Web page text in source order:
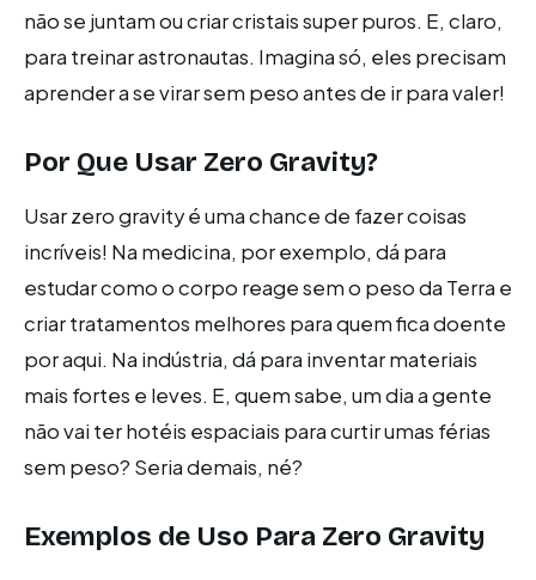
não se juntam ou criar cristais super puros. E, claro,
para treinar astronautas. Imagina só, eles precisam
aprender a se virar sem peso antes de ir para valer!
Por Que Usar Zero Gravity?
Usar zero gravity é uma chance de fazer coisas
incríveis! Na medicina, por exemplo, dá para
estudar como o corpo reage sem o peso da Terra e
criar tratamentos melhores para quem fica doente
por aqui. Na indústria, dá para inventar materiais
mais fortes e leves. E, quem sabe, um dia a gente
não vai ter hotéis espaciais para curtir umas férias
sem peso? Seria demais, né?
Exemplos de Uso Para Zero Gravity